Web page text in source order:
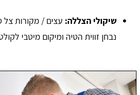
שיקולי הצללה: עצים / מקורות צל
נבחן זווית הטיה ומיקום מיטבי